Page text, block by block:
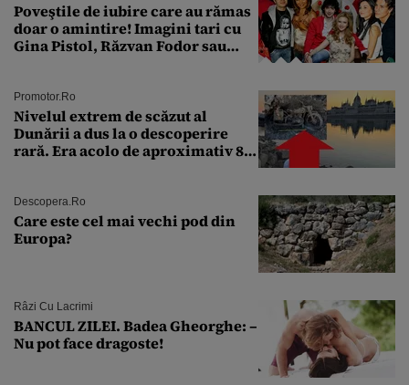
Poveştile de iubire care au rămas
doar o amintire! Imagini tari cu
Gina Pistol, Răzvan Fodor sau
Promotor.ro
Nivelul extrem de scăzut al
Dunării a dus la o descoperire
rară. Era acolo de aproximativ 80
Descopera.ro
Care este cel mai vechi pod din
Europa?
Râzi Cu Lacrimi
BANCUL ZILEI. Badea Gheorghe: –
Nu pot face dragoste!